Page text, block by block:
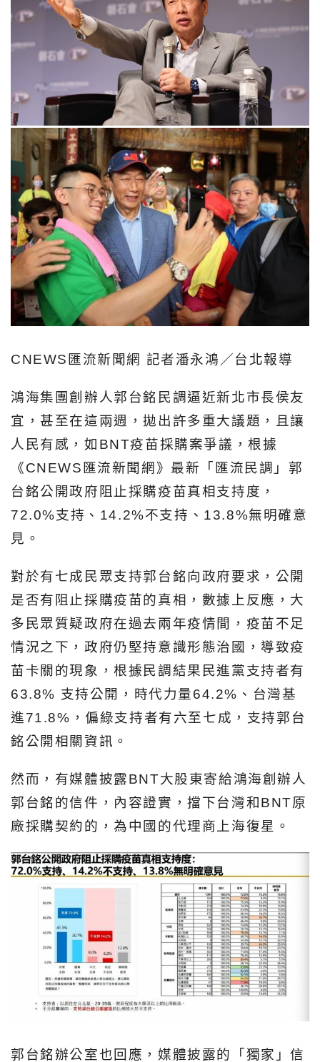
CNEWS匯流新聞網 記者潘永鴻／台北報導
鴻海集團創辦人郭台銘民調逼近新北市長侯友
宜，甚至在這兩週，拋出許多重大議題，且讓
人民有感，如BNT疫苗採購案爭議，根據
《CNEWS匯流新聞網》最新「匯流民調」郭
台銘公開政府阻止採購疫苗真相支持度，
72.0%支持、14.2%不支持、13.8%無明確意
見。
對於有七成民眾支持郭台銘向政府要求，公開
是否有阻止採購疫苗的真相，數據上反應，大
多民眾質疑政府在過去兩年疫情間，疫苗不足
情況之下，政府仍堅持意識形態治國，導致疫
苗卡關的現象，根據民調結果民進黨支持者有
63.8% 支持公開，時代力量64.2%、台灣基
進71.8%，偏綠支持者有六至七成，支持郭台
銘公開相關資訊。
然而，有媒體披露BNT大股東寄給鴻海創辦人
郭台銘的信件，內容證實，擋下台灣和BNT原
廠採購契約的，為中國的代理商上海復星。
郭台銘辦公室也回應，媒體披露的「獨家」信